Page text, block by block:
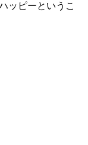
ッピーというこ